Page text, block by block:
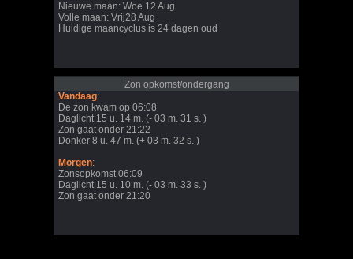
Nieuwe maan: Woe 12 Aug
Volle maan: Vrij28 Aug
Huidige maancyclus is 24 dagen oud
Zon opkomst/ondergang
Vandaag:
De zon kwam op 06:08
Daglicht 15 u. 14 m. (- 03 m. 31 s. )
Zon gaat onder 21:22
Donker 8 u. 47 m. (+ 03 m. 32 s. )
Morgen:
Zonsopkomst 06:09
Daglicht 15 u. 10 m. (- 03 m. 33 s. )
Zon gaat onder 21:20